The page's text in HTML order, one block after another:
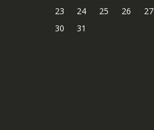
23
24 25 26 27
30
31